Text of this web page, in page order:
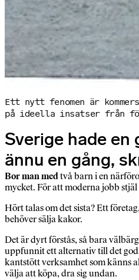
Ett nytt fenomen är
på ideella insatser från
Sverige hade
ännu en gång,
Bor man medtvå barn i en
mycket. För att moderna jobb
Hört talas om det sista? Ett
behöver sälja kakor.
Det är dyrt förstås, så bara
uppfunnit ett alternativ till det
kantstött verksamhet som känns
välja att köpa, dra sig undan.